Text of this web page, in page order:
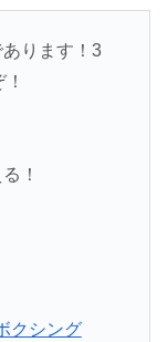
ります！3
！
クシング